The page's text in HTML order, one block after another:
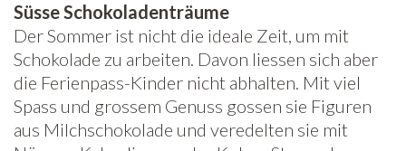
Süsse Schokoladenträume
Der Sommer ist nicht die ideale Zeit, um mit
Schokolade zu arbeiten. Davon liessen sich aber
die Ferienpass-Kinder nicht abhalten. Mit viel
Spass und grossem Genuss gossen sie Figuren
aus Milchschokolade und veredelten sie mit